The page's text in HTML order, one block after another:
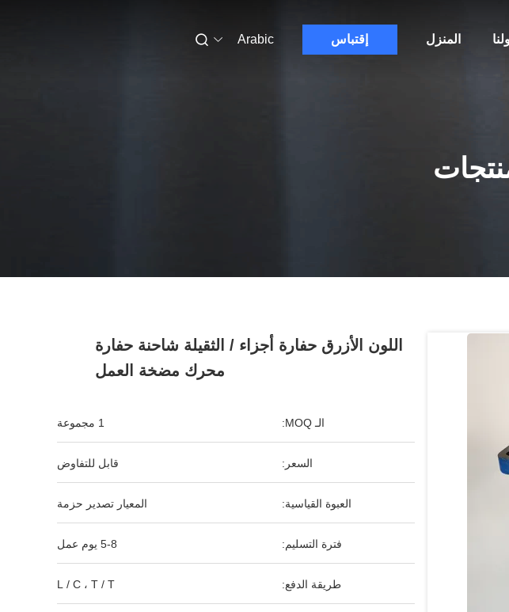
المنزل إقتباس Arabic
اللون الأزرق حفارة أجزاء / الثقيلة شاحنة حفارة
محرك مضخة العمل
الـ MOQ: 1 مجموعة
السعر: قابل للتفاوض
العبوة القياسية: المعيار تصدير حزمة
فترة التسليم: 5-8 يوم عمل
طريقة الدفع: L / C ، T / T